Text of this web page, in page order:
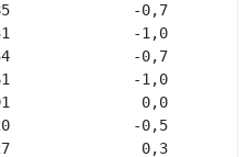
-0,7
1.531              -1,0
-0,7
-1,0
0,0
-0,5
0,3